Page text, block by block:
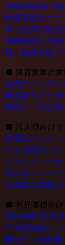
Hospitality
転職支援サービ
本と台湾の観光
886旅館人力銀
職・転職支援プ
■ 保育業界の
保育士バンク! -
職支援サイト
目指す「学生向
■ 法人様向けサ
保育士バンク
テム 保育士バ
ジメントツール
向けホームペー
や保育の実務に
■ 育児者様向
KIDSNA
ア KIDSNAシ
園ナビ - 保育園